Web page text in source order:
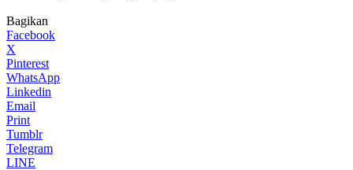
Bagikan
Facebook
X
Pinterest
WhatsApp
Linkedin
Email
Print
Tumblr
Telegram
LINE